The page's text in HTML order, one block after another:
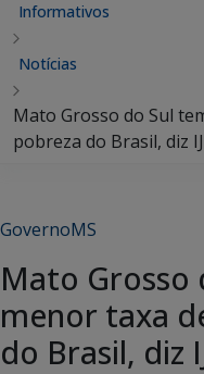
Informativos
Notícias
Mato Grosso do Sul
pobreza do Brasil, diz
GovernoMS
Mato Grosso
menor taxa
do Brasil, diz